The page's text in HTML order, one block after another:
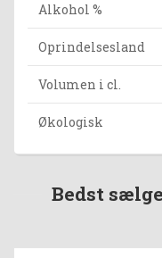
Alkohol %
Oprindelsesland
Volumen i cl.
Økologisk
Bedst